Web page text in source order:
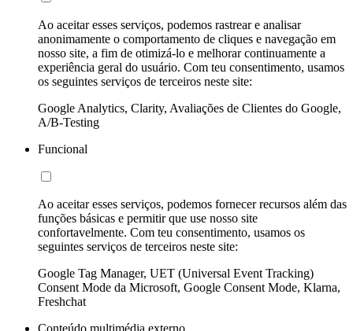
Ao aceitar esses serviços, podemos rastrear e analisar
anonimamente o comportamento de cliques e navegação em
nosso site, a fim de otimizá-lo e melhorar continuamente a
experiência geral do usuário. Com teu consentimento, usamos
os seguintes serviços de terceiros neste site:
Google Analytics, Clarity, Avaliações de Clientes do Google,
A/B-Testing
Funcional
Ao aceitar esses serviços, podemos fornecer recursos além das
funções básicas e permitir que use nosso site
confortavelmente. Com teu consentimento, usamos os
seguintes serviços de terceiros neste site:
Google Tag Manager, UET (Universal Event Tracking)
Consent Mode da Microsoft, Google Consent Mode, Klarna,
Freshchat
Conteúdo multimédia externo